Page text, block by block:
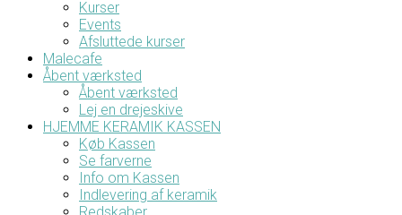
Kurser
Events
Afsluttede kurser
Malecafe
Åbent værksted
Åbent værksted
Lej en drejeskive
HJEMME KERAMIK KASSEN
Køb Kassen
Se farverne
Info om Kassen
Indlevering af keramik